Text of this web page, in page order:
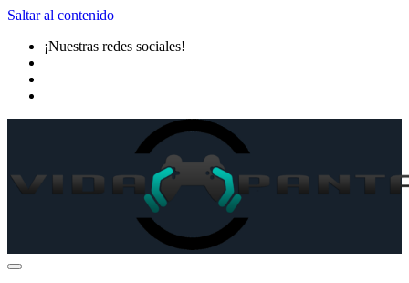
Saltar al contenido
¡Nuestras redes sociales!